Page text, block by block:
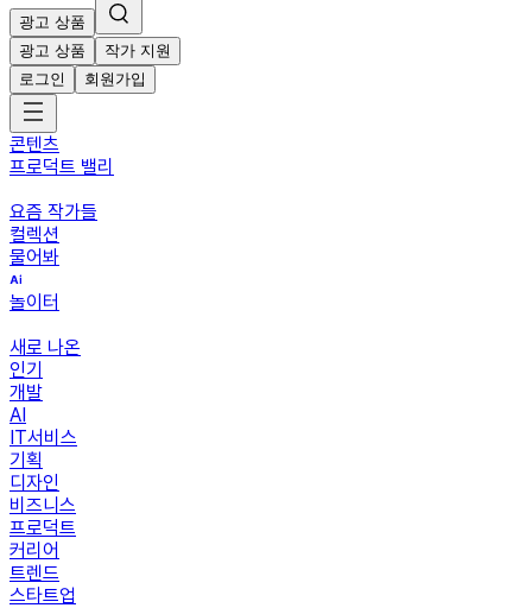
광고 상품
광고 상품
작가 지원
로그인
회원가입
콘텐츠
프로덕트 밸리
요즘 작가들
컬렉션
물어봐
놀이터
새로 나온
인기
개발
AI
IT서비스
기획
디자인
비즈니스
프로덕트
커리어
트렌드
스타트업